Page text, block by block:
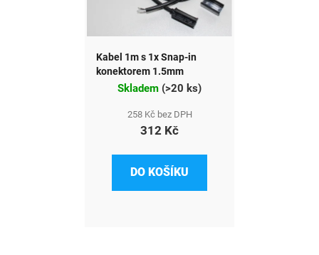
Kabel 1m s 1x Snap-in
konektorem 1.5mm
Skladem (>20 ks)
258 Kč bez DPH
312 Kč
DO KOŠÍKU